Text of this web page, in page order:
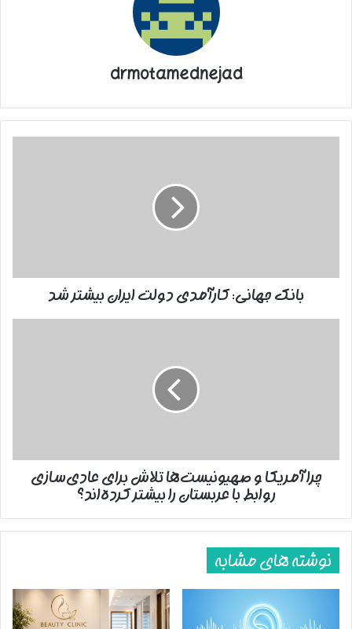
drmotamednejad
بانک جهانی: کارآمدی دولت ایران بیشتر شد
با
عربستان
کرده‌اند؟
چرا آمریکا و صهیونیست‌ها تلاش برای عادی‌سازی
روابط با عربستان را بیشتر کرده‌اند؟
نوشته های مشابه